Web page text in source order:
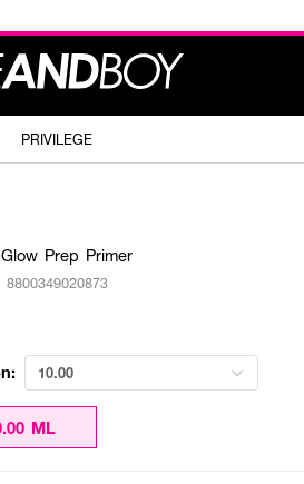
PRIVILEGE
Prep Primer
10.00
ML